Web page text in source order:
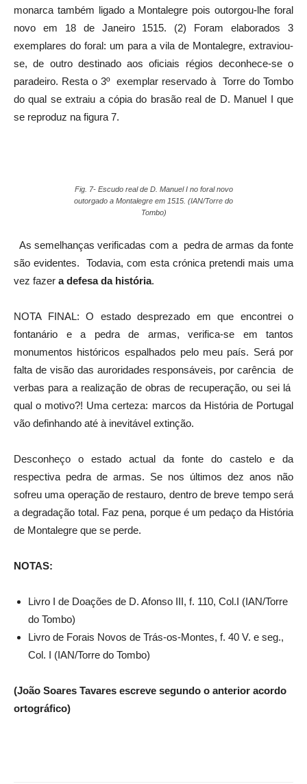
monarca também ligado a Montalegre pois outorgou-lhe foral
novo em 18 de Janeiro 1515. (2) Foram elaborados 3
exemplares do foral: um para a vila de Montalegre, extraviou-
se, de outro destinado aos oficiais régios deconhece-se o
paradeiro. Resta o 3º exemplar reservado à Torre do Tombo
do qual se extraiu a cópia do brasão real de D. Manuel I que
se reproduz na figura 7.
Fig. 7- Escudo real de D. Manuel I no foral novo
outorgado a Montalegre em 1515. (IAN/Torre do
Tombo)
As semelhanças verificadas com a pedra de armas da fonte
são evidentes. Todavia, com esta crónica pretendi mais uma
vez fazer a defesa da história.
NOTA FINAL: O estado desprezado em que encontrei o
fontanário e a pedra de armas, verifica-se em tantos
monumentos históricos espalhados pelo meu país. Será por
falta de visão das auroridades responsáveis, por carência de
verbas para a realização de obras de recuperação, ou sei lá
qual o motivo?! Uma certeza: marcos da História de Portugal
vão definhando até à inevitável extinção.
Desconheço o estado actual da fonte do castelo e da
respectiva pedra de armas. Se nos últimos dez anos não
sofreu uma operação de restauro, dentro de breve tempo será
a degradação total. Faz pena, porque é um pedaço da História
de Montalegre que se perde.
NOTAS:
Livro I de Doações de D. Afonso III, f. 110, Col.I (IAN/Torre
do Tombo)
Livro de Forais Novos de Trás-os-Montes, f. 40 V. e seg.,
Col. I (IAN/Torre do Tombo)
(João Soares Tavares escreve segundo o anterior acordo
ortográfico)